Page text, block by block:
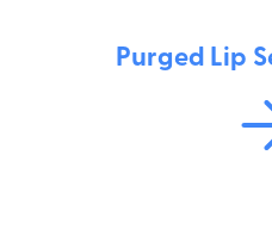
Purged Lip